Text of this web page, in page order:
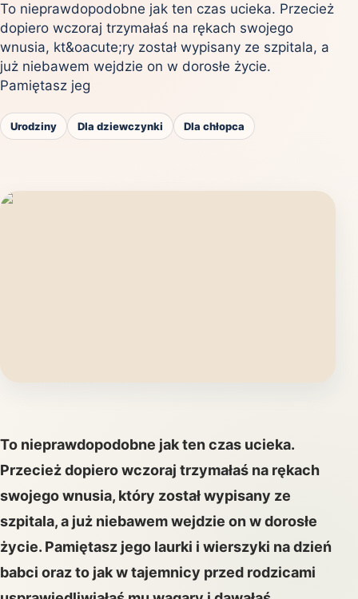
To nieprawdopodobne jak ten czas ucieka. Przecież
dopiero wczoraj trzymałaś na rękach swojego
wnusia, kt&oacute;ry został wypisany ze szpitala, a
już niebawem wejdzie on w dorosłe życie.
Pamiętasz jeg
Urodziny Dla dziewczynki Dla chłopca
To nieprawdopodobne jak ten czas ucieka.
Przecież dopiero wczoraj trzymałaś na rękach
swojego wnusia, który został wypisany ze
szpitala, a już niebawem wejdzie on w dorosłe
życie. Pamiętasz jego laurki i wierszyki na dzień
babci oraz to jak w tajemnicy przed rodzicami